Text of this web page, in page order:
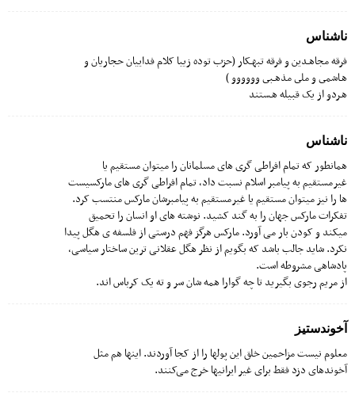
ناشناس
فرقه مجاهـدین و فرقه تبهـکار (حزب توده زیبا کلام فداییان حجاریان و
هـاشمى و ملى مذهـبى وووووو )
هـردو از یک قبیله هـستند
ناشناس
همانطور که تمام افراطی گری های مسلمانان را میتوان مستقیم یا
غیرمستقیم به پیامبر اسلام نسبت داد، تمام افراطی گری های مارکسیست
ها را نیز میتوان مستقیم یا غیرمستقیم به پیامبرشان مارکس منتسب کرد.
تفکرات مارکس جهان را به گند کشید. نوشته های او انسان را تحمیق
میکند و کودن بار می آورد. مارکس هرگز فهم درستی از فلسفه ی هگل پیدا
نکرد. شاید جالب باشد که بگویم از نظر هگل عقلانی ترین ساختار سیاسی،
پادشاهی مشروطه است.
از مریم رجوی بگیرید تا چه گوارا همه شان سر و ته یک کرباس اند.
آخوندستیز
معلوم نیست مزاحمین خلق این پولها را از کجا آوردند. اینها هم مثل
آخوندهای دزد فقط برای غیر ایرانیها خرج می‌کنند.